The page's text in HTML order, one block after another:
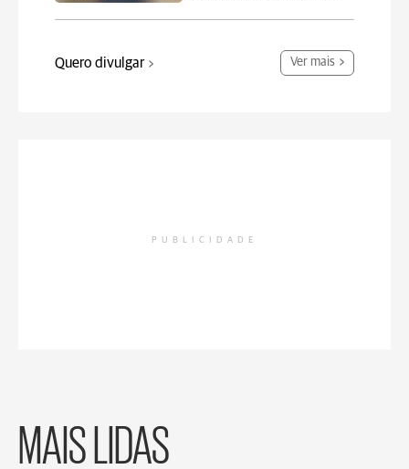
Quero divulgar Ver mais
PUBLICIDADE
MAIS LIDAS